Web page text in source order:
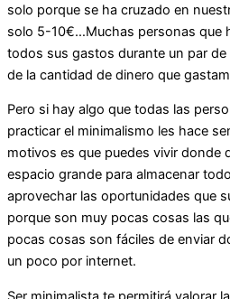
solo porque se ha cruzado en
solo 5-10€…Muchas personas que
todos sus gastos durante un par
de la cantidad de dinero que
Pero si hay algo que todas las
practicar el minimalismo les hace
motivos es que puedes vivir donde
espacio grande para almacenar
aprovechar las oportunidades que
porque son muy pocas cosas las
pocas cosas son fáciles de enviar
un poco por internet.